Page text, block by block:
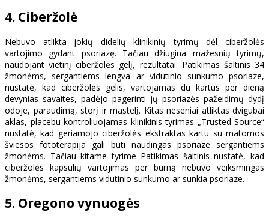
4. Ciberžolė
Nebuvo atlikta jokių didelių klinikinių tyrimų dėl ciberžolės
vartojimo gydant psoriazę. Tačiau džiugina mažesnių tyrimų,
naudojant vietinį ciberžolės gelį, rezultatai. Patikimas šaltinis 34
žmonėms, sergantiems lengva ar vidutinio sunkumo psoriaze,
nustatė, kad ciberžolės gelis, vartojamas du kartus per dieną
devynias savaites, padėjo pagerinti jų psoriazės pažeidimų dydį
odoje, paraudimą, storį ir mastelį. Kitas neseniai atliktas dvigubai
aklas, placebu kontroliuojamas klinikinis tyrimas „Trusted Source“
nustatė, kad geriamojo ciberžolės ekstraktas kartu su matomos
šviesos fototerapija gali būti naudingas psoriaze sergantiems
žmonėms. Tačiau kitame tyrime Patikimas šaltinis nustatė, kad
ciberžolės kapsulių vartojimas per burną nebuvo veiksmingas
žmonėms, sergantiems vidutinio sunkumo ar sunkia psoriaze.
5. Oregono vynuogės